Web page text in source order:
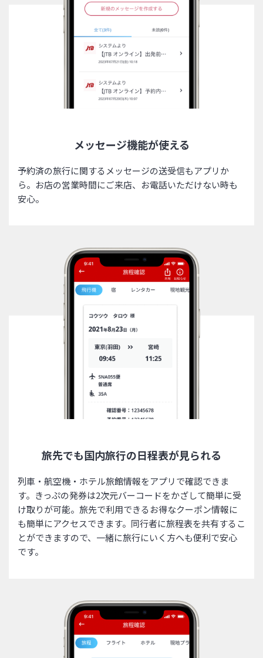
メッセージ機能が使える
予約済の旅行に関するメッセージの送受信もアプリか
ら。お店の営業時間にご来店、お電話いただけない時も
安心。
旅先でも国内旅行の日程表が見られる
列車・航空機・ホテル旅館情報をアプリで確認できま
す。きっぷの発券は2次元バーコードをかざして簡単に受
け取りが可能。旅先で利用できるお得なクーポン情報に
も簡単にアクセスできます。同行者に旅程表を共有するこ
とができますので、一緒に旅行にいく方へも便利で安心
です。